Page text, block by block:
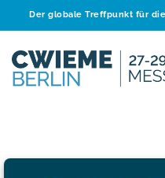
Der globale Treffpunkt für